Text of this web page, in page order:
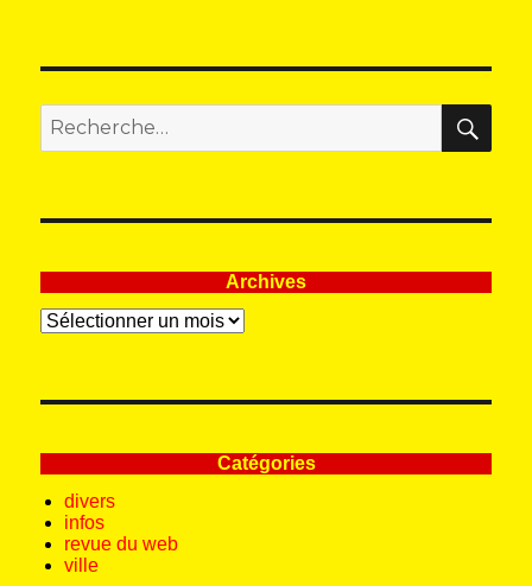
pour
:
Archives
Archives
Catégories
divers
infos
revue du web
ville